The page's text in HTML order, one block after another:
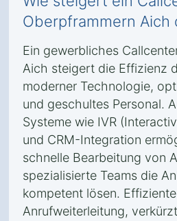
Oberpframmern Aich
Ein gewerbliches
Aich steigert die Effizienz
moderner Technologie,
und geschultes Personal.
Systeme wie IVR
und CRM-Integration
schnelle Bearbeitung von
spezialisierte Teams die
kompetent lösen. Effiziente
Anrufweiterleitung,